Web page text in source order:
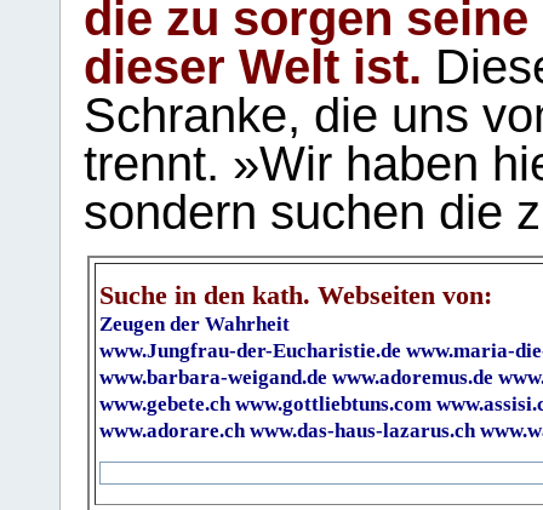
die zu sorgen
dieser Welt ist.
Schranke, die uns
trennt. »Wir haben
sondern suchen die
Suche in den kath. Webseiten von:
Zeugen der Wahrheit
www.Jungfrau-der-Eucharistie.de www.maria-
www.barbara-weigand.de www.adoremus.de
www.gebete.ch www.gottliebtuns.com
www.adorare.ch www.das-haus-lazarus.ch